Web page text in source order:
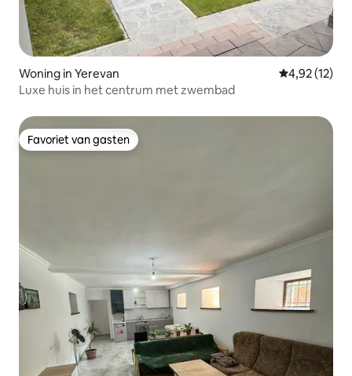
Woning in Yerevan Gemiddelde
4,92 (12)
Luxe huis in het centrum met zwembad
Favoriet van gasten
Favoriet van gasten